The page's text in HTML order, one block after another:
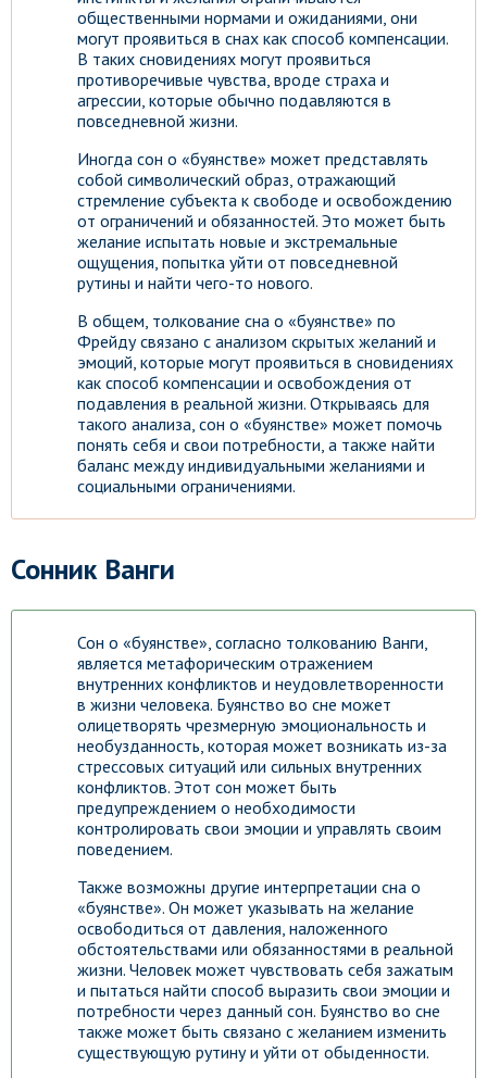
общественными нормами и ожиданиями, они
могут проявиться в снах как способ компенсации.
В таких сновидениях могут проявиться
противоречивые чувства, вроде страха и
агрессии, которые обычно подавляются в
повседневной жизни.
Иногда сон о «буянстве» может представлять
собой символический образ, отражающий
стремление субъекта к свободе и освобождению
от ограничений и обязанностей. Это может быть
желание испытать новые и экстремальные
ощущения, попытка уйти от повседневной
рутины и найти чего-то нового.
В общем, толкование сна о «буянстве» по
Фрейду связано с анализом скрытых желаний и
эмоций, которые могут проявиться в сновидениях
как способ компенсации и освобождения от
подавления в реальной жизни. Открываясь для
такого анализа, сон о «буянстве» может помочь
понять себя и свои потребности, а также найти
баланс между индивидуальными желаниями и
социальными ограничениями.
Сонник Ванги
Сон о «буянстве», согласно толкованию Ванги,
является метафорическим отражением
внутренних конфликтов и неудовлетворенности
в жизни человека. Буянство во сне может
олицетворять чрезмерную эмоциональность и
необузданность, которая может возникать из-за
стрессовых ситуаций или сильных внутренних
конфликтов. Этот сон может быть
предупреждением о необходимости
контролировать свои эмоции и управлять своим
поведением.
Также возможны другие интерпретации сна о
«буянстве». Он может указывать на желание
освободиться от давления, наложенного
обстоятельствами или обязанностями в реальной
жизни. Человек может чувствовать себя зажатым
и пытаться найти способ выразить свои эмоции и
потребности через данный сон. Буянство во сне
также может быть связано с желанием изменить
существующую рутину и уйти от обыденности.